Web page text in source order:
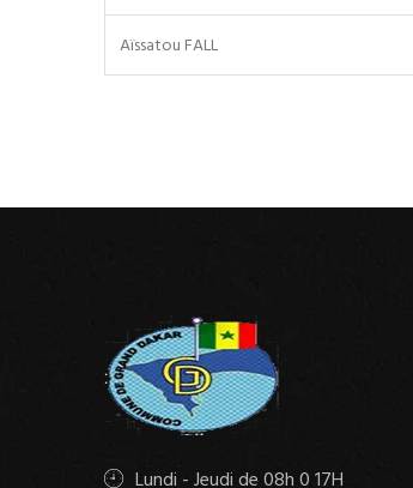
Aïssatou FALL
Lundi - Jeudi de 08h 0 17H